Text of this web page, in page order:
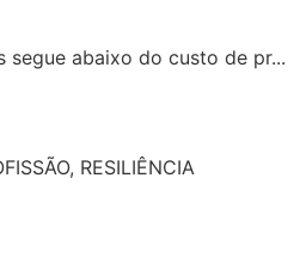
segue abaixo do custo de pr...
RESILIÊNCIA